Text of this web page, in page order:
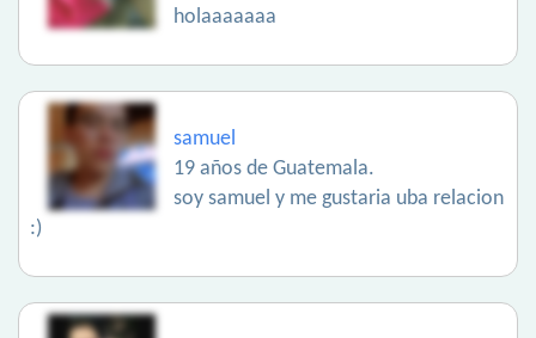
holaaaaaaa
samuel
19 años de Guatemala.
soy samuel y me gustaria uba relacion
:)